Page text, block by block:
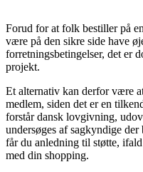
Forud for at folk bestiller på
være på den sikre side have
forretningsbetingelser, det er
projekt.
Et alternativ kan derfor være
medlem, siden det er en
forstår dansk lovgivning,
undersøges af sagkyndige
får du anledning til støtte,
med din shopping.